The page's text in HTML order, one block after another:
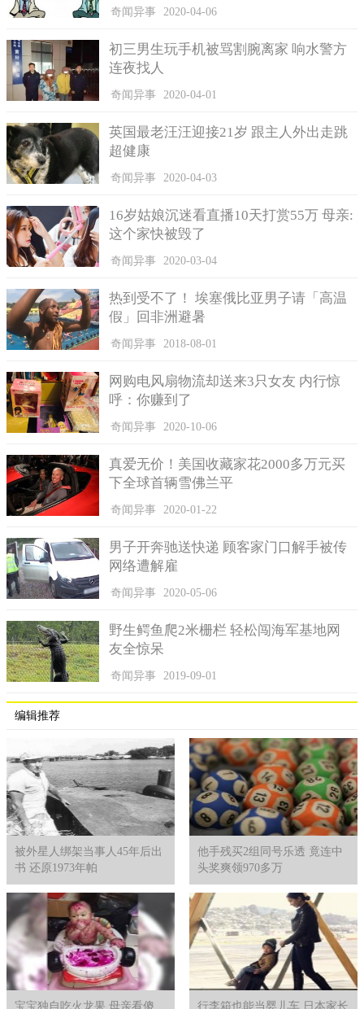
超级美丽的北极霞水母
北极霞水母的美是有名的，在水中移动的时候它们圆滚滚的
就好像一颗球体而且全身还发亮，特别是在深海里面，一片黑漆
如果看到的是一群北极霞水母，那更是美丽壮观，它们会结
伴散发出淡淡的光芒，有淡绿色有蓝紫色，有的甚至还散发出彩
虹般的光晕。
它们不仅会发光，还好像一位舞者似的拥有美丽的姿态，打
开的时候就好像一把五颜六色的伞，散发着光芒，静静的漂在水
面上，非常美丽。
北极霞水母是海底毒妇
世界上最大的水母虽然美丽多姿，但是同时也是毒妇一枚，
凡是触手能及的地方，猎物都难以逃脱，它们还是饥不择食的物
种，不管什么种类的海底生物，幼鱼也好，虾蟹也罢，反正就是
来者不拒，所以对于海洋生物种类的丰富性来说，它真的毒害性
太大了。
上，对渔民捕鱼带来不利的影响，网具会被破坏，出海捕鱼的效
果更是受到影响，所以这个海底美丽的生物，同时也是毒妇啊。
奇闻异事 2020-04-06
初三男生玩手机被骂割腕离家 响水警方
连夜找人
奇闻异事 2020-04-01
英国最老汪汪迎接21岁 跟主人外出走跳
超健康
奇闻异事 2020-04-03
16岁姑娘沉迷看直播10天打赏55万 母亲:
这个家快被毁了
奇闻异事 2020-03-04
热到受不了！ 埃塞俄比亚男子请「高温
假」回非洲避暑
奇闻异事 2018-08-01
网购电风扇物流却送来3只女友 内行惊
呼：你赚到了
奇闻异事 2020-10-06
真爱无价！美国收藏家花2000多万元买
下全球首辆雪佛兰平
奇闻异事 2020-01-22
男子开奔驰送快递 顾客家门口解手被传
网络遭解雇
奇闻异事 2020-05-06
野生鳄鱼爬2米栅栏 轻松闯海军基地网
友全惊呆
奇闻异事 2019-09-01
编辑推荐
被外星人绑架当事人45年后出
书 还原1973年帕
他手残买2组同号乐透 竟连中
头奖爽领970多万
宝宝独自吃火龙果 母亲看傻 行李箱也能当婴儿车 日本家长